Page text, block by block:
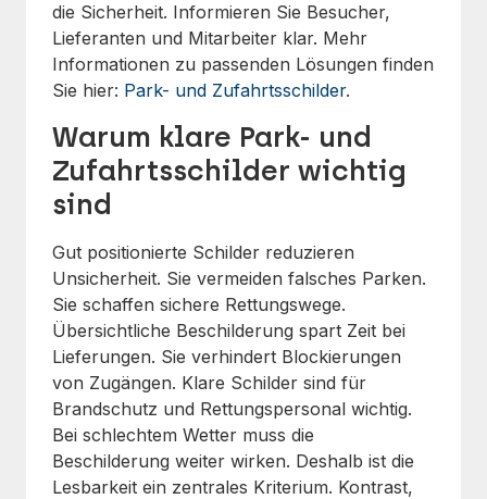
die Sicherheit. Informieren Sie Besucher,
Lieferanten und Mitarbeiter klar. Mehr
Informationen zu passenden Lösungen finden
Sie hier: Park- und Zufahrtsschilder.
Warum klare Park- und
Zufahrtsschilder wichtig
sind
Gut positionierte Schilder reduzieren
Unsicherheit. Sie vermeiden falsches Parken.
Sie schaffen sichere Rettungswege.
Übersichtliche Beschilderung spart Zeit bei
Lieferungen. Sie verhindert Blockierungen
von Zugängen. Klare Schilder sind für
Brandschutz und Rettungspersonal wichtig.
Bei schlechtem Wetter muss die
Beschilderung weiter wirken. Deshalb ist die
Lesbarkeit ein zentrales Kriterium. Kontrast,